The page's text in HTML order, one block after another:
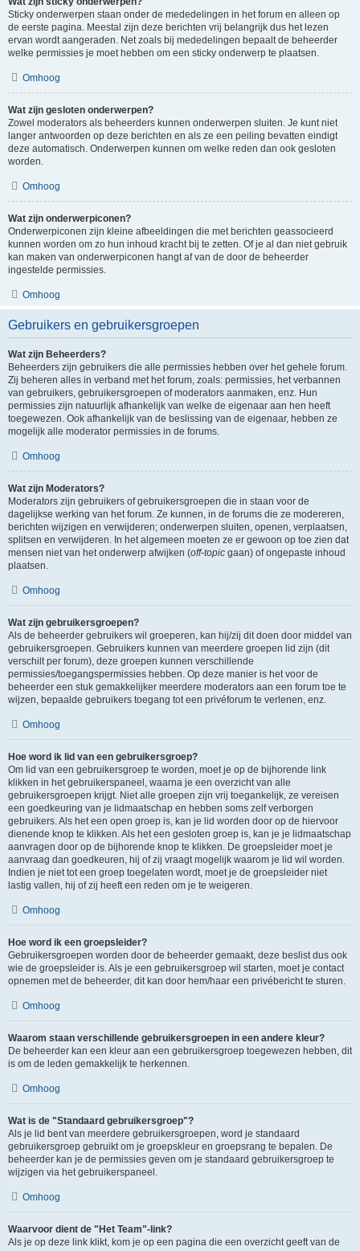
Sticky onderwerpen staan onder de mededelingen in het forum en alleen op
de eerste pagina. Meestal zijn deze berichten vrij belangrijk dus het lezen
ervan wordt aangeraden. Net zoals bij mededelingen bepaalt de beheerder
welke permissies je moet hebben om een sticky onderwerp te plaatsen.
Omhoog
Wat zijn gesloten onderwerpen?
Zowel moderators als beheerders kunnen onderwerpen sluiten. Je kunt niet
langer antwoorden op deze berichten en als ze een peiling bevatten eindigt
deze automatisch. Onderwerpen kunnen om welke reden dan ook gesloten
worden.
Omhoog
Wat zijn onderwerpiconen?
Onderwerpiconen zijn kleine afbeeldingen die met berichten geassocieerd
kunnen worden om zo hun inhoud kracht bij te zetten. Of je al dan niet gebruik
kan maken van onderwerpiconen hangt af van de door de beheerder
ingestelde permissies.
Omhoog
Gebruikers en gebruikersgroepen
Wat zijn Beheerders?
Beheerders zijn gebruikers die alle permissies hebben over het gehele forum.
Zij beheren alles in verband met het forum, zoals: permissies, het verbannen
van gebruikers, gebruikersgroepen of moderators aanmaken, enz. Hun
permissies zijn natuurlijk afhankelijk van welke de eigenaar aan hen heeft
toegewezen. Ook afhankelijk van de beslissing van de eigenaar, hebben ze
mogelijk alle moderator permissies in de forums.
Omhoog
Wat zijn Moderators?
Moderators zijn gebruikers of gebruikersgroepen die in staan voor de
dagelijkse werking van het forum. Ze kunnen, in de forums die ze modereren,
berichten wijzigen en verwijderen; onderwerpen sluiten, openen, verplaatsen,
splitsen en verwijderen. In het algemeen moeten ze er gewoon op toe zien dat
mensen niet van het onderwerp afwijken (off-topic gaan) of ongepaste inhoud
plaatsen.
Omhoog
Wat zijn gebruikersgroepen?
Als de beheerder gebruikers wil groeperen, kan hij/zij dit doen door middel van
gebruikersgroepen. Gebruikers kunnen van meerdere groepen lid zijn (dit
verschilt per forum), deze groepen kunnen verschillende
permissies/toegangspermissies hebben. Op deze manier is het voor de
beheerder een stuk gemakkelijker meerdere moderators aan een forum toe te
wijzen, bepaalde gebruikers toegang tot een privéforum te verlenen, enz.
Omhoog
Hoe word ik lid van een gebruikersgroep?
Om lid van een gebruikersgroep te worden, moet je op de bijhorende link
klikken in het gebruikerspaneel, waarna je een overzicht van alle
gebruikersgroepen krijgt. Niet alle groepen zijn vrij toegankelijk, ze vereisen
een goedkeuring van je lidmaatschap en hebben soms zelf verborgen
gebruikers. Als het een open groep is, kan je lid worden door op de hiervoor
dienende knop te klikken. Als het een gesloten groep is, kan je je lidmaatschap
aanvragen door op de bijhorende knop te klikken. De groepsleider moet je
aanvraag dan goedkeuren, hij of zij vraagt mogelijk waarom je lid wil worden.
Indien je niet tot een groep toegelaten wordt, moet je de groepsleider niet
lastig vallen, hij of zij heeft een reden om je te weigeren.
Omhoog
Hoe word ik een groepsleider?
Gebruikersgroepen worden door de beheerder gemaakt, deze beslist dus ook
wie de groepsleider is. Als je een gebruikersgroep wil starten, moet je contact
opnemen met de beheerder, dit kan door hem/haar een privébericht te sturen.
Omhoog
Waarom staan verschillende gebruikersgroepen in een andere kleur?
De beheerder kan een kleur aan een gebruikersgroep toegewezen hebben, dit
is om de leden gemakkelijk te herkennen.
Omhoog
Wat is de "Standaard gebruikersgroep"?
Als je lid bent van meerdere gebruikersgroepen, word je standaard
gebruikersgroep gebruikt om je groepskleur en groepsrang te bepalen. De
beheerder kan je de permissies geven om je standaard gebruikersgroep te
wijzigen via het gebruikerspaneel.
Omhoog
Waarvoor dient de "Het Team"-link?
Als je op deze link klikt, kom je op een pagina die een overzicht geeft van de